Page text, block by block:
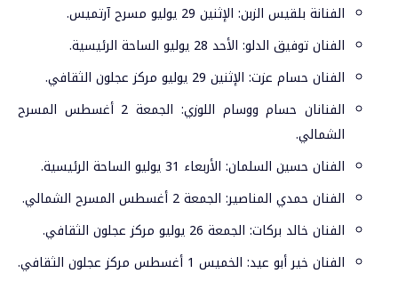
الفنانة بلقيس الزبن: الإثنين 29 يوليو مسرح آرتميس.
الفنان توفيق الدلو: الأحد 28 يوليو الساحة الرئيسية.
الفنان حسام عزت: الإثنين 29 يوليو مركز عجلون الثقافي.
الفنانان حسام ووسام اللوزي: الجمعة 2 أغسطس المسرح
الشمالي.
الفنان حسين السلمان: الأربعاء 31 يوليو الساحة الرئيسية.
الفنان حمدي المناصير: الجمعة 2 أغسطس المسرح الشمالي.
الفنان خالد بركات: الجمعة 26 يوليو مركز عجلون الثقافي.
الفنان خير أبو عيد: الخميس 1 أغسطس مركز عجلون الثقافي.